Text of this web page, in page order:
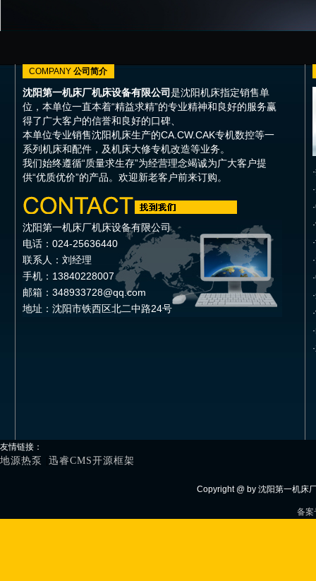
COMPANY 公司简介
沈阳第一机床厂机床设备有限公司是沈阳机床指定销售单
位，本单位一直本着“精益求精”的专业精神和良好的服务赢
得了广大客户的信誉和良好的口碑、
本单位专业销售沈阳机床生产的CA.CW.CAK专机数控等一
系列机床和配件，及机床大修专机改造等业务。
我们始终遵循“质量求生存”为经营理念竭诚为广大客户提
供“优质优价”的产品。欢迎新老客户前来订购。
沈阳第一机床厂机床设备有限公司
电话：024-25636440
联系人：刘经理
手机：13840228007
邮箱：348933728@qq.com
地址：沈阳市铁西区北二中路24号
·
·
·
·
·
·
·
·
·
·
·
友情链接：
地源热泵 迅睿CMS开源框架
Copyright @ by 沈阳第一机床
备案